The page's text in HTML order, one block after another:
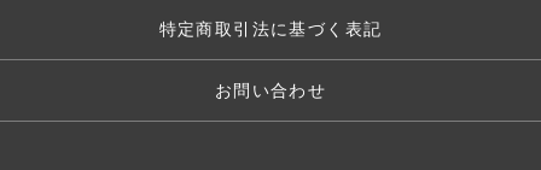
特定商取引法に基づく表記
お問い合わせ